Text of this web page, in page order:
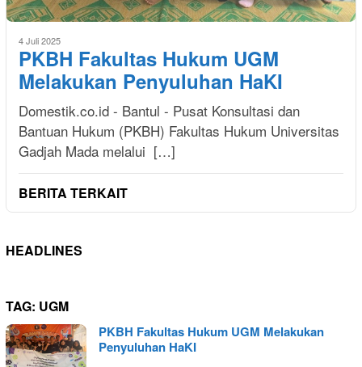
4 Juli 2025
PKBH Fakultas Hukum UGM
Melakukan Penyuluhan HaKI
Domestik.co.id - Bantul - Pusat Konsultasi dan
Bantuan Hukum (PKBH) Fakultas Hukum Universitas
Gadjah Mada melalui […]
BERITA TERKAIT
HEADLINES
TAG: UGM
PKBH Fakultas Hukum UGM Melakukan
Penyuluhan HaKI